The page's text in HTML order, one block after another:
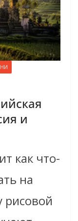
и
как что-
на
рисовой